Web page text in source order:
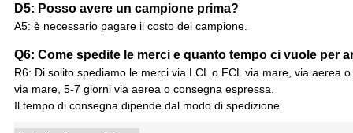
D5: Posso avere un campione prima?
A5: è necessario pagare il costo del campione.
Q6: Come spedite le merci e quanto tempo ci vuole per
R6: Di solito spediamo le merci via LCL o FCL via mare, via aerea
via mare, 5-7 giorni via aerea o consegna espressa.
Il tempo di consegna dipende dal modo di spedizione.